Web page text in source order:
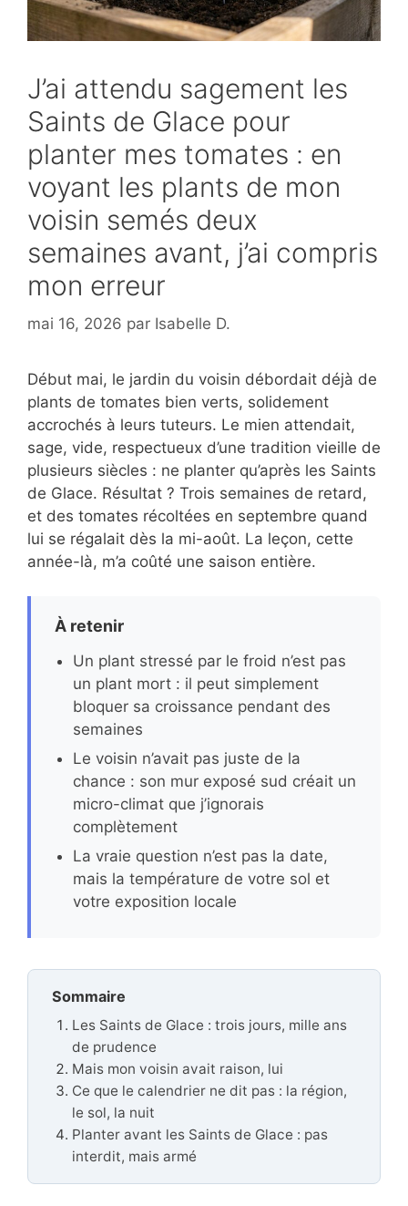
J’ai attendu sagement les
Saints de Glace pour
planter mes tomates : en
voyant les plants de mon
voisin semés deux
semaines avant, j’ai compris
mon erreur
mai 16, 2026 par Isabelle D.
Début mai, le jardin du voisin débordait déjà de
plants de tomates bien verts, solidement
accrochés à leurs tuteurs. Le mien attendait,
sage, vide, respectueux d’une tradition vieille de
plusieurs siècles : ne planter qu’après les Saints
de Glace. Résultat ? Trois semaines de retard,
et des tomates récoltées en septembre quand
lui se régalait dès la mi-août. La leçon, cette
année-là, m’a coûté une saison entière.
À retenir
Un plant stressé par le froid n’est pas
un plant mort : il peut simplement
bloquer sa croissance pendant des
semaines
Le voisin n’avait pas juste de la
chance : son mur exposé sud créait un
micro-climat que j’ignorais
complètement
La vraie question n’est pas la date,
mais la température de votre sol et
votre exposition locale
Sommaire
Les Saints de Glace : trois jours, mille ans
de prudence
Mais mon voisin avait raison, lui
Ce que le calendrier ne dit pas : la région,
le sol, la nuit
Planter avant les Saints de Glace : pas
interdit, mais armé